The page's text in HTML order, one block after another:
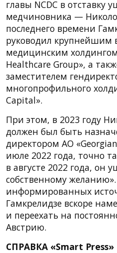
главы NCDC в отставку
медчиновника —
последнего времени
руководил крупнейшим
медицинским
Healthcare Group», а
заместителем
многопрофильного
Capital».
При этом, в 2023 году
должен был быть
директором АО
июле 2022 года, точно
в августе 2022 года, он
собственному
информированных
Гамкрелидзе вскоре
и переехать на
Австрию.
СПРАВКА «Smart Press»